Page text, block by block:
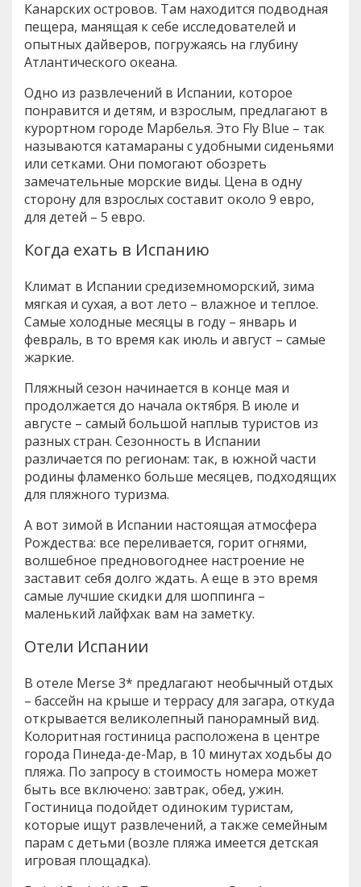
Канарских островов. Там находится подводная
пещера, манящая к себе исследователей и
опытных дайверов, погружаясь на глубину
Атлантического океана.
Одно из развлечений в Испании, которое
понравится и детям, и взрослым, предлагают в
курортном городе Марбелья. Это Fly Blue – так
называются катамараны с удобными сиденьями
или сетками. Они помогают обозреть
замечательные морские виды. Цена в одну
сторону для взрослых составит около 9 евро,
для детей – 5 евро.
Когда ехать в Испанию
Климат в Испании средиземноморский, зима
мягкая и сухая, а вот лето – влажное и теплое.
Самые холодные месяцы в году – январь и
февраль, в то время как июль и август – самые
жаркие.
Пляжный сезон начинается в конце мая и
продолжается до начала октября. В июле и
августе – самый большой наплыв туристов из
разных стран. Сезонность в Испании
различается по регионам: так, в южной части
родины фламенко больше месяцев, подходящих
для пляжного туризма.
А вот зимой в Испании настоящая атмосфера
Рождества: все переливается, горит огнями,
волшебное предновогоднее настроение не
заставит себя долго ждать. А еще в это время
самые лучшие скидки для шоппинга –
маленький лайфхак вам на заметку.
Отели Испании
В отеле Merse 3* предлагают необычный отдых
– бассейн на крыше и террасу для загара, откуда
открывается великолепный панорамный вид.
Колоритная гостиница расположена в центре
города Пинеда-де-Мар, в 10 минутах ходьбы до
пляжа. По запросу в стоимость номера может
быть все включено: завтрак, обед, ужин.
Гостиница подойдет одиноким туристам,
которые ищут развлечений, а также семейным
парам с детьми (возле пляжа имеется детская
игровая площадка).